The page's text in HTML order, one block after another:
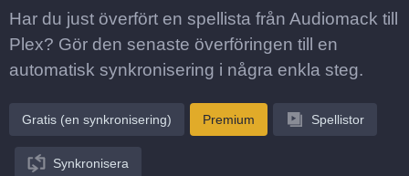
Har du just överfört en spellista från Audiomack till
Plex? Gör den senaste överföringen till en
automatisk synkronisering i några enkla steg.
Gratis (en synkronisering) Premium Spellistor
Synkronisera